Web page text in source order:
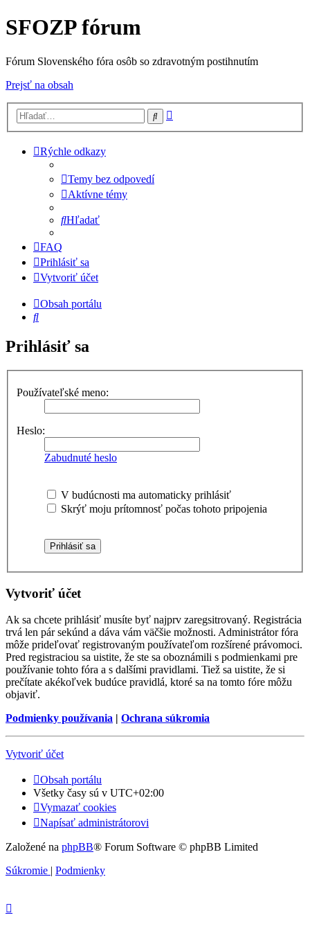
SFOZP fórum
Fórum Slovenského fóra osôb so zdravotným postihnutím
Prejsť na obsah
Hľadať
Rýchle odkazy
Temy bez odpovedí
Aktívne témy
Hľadať
FAQ
Prihlásiť sa
Vytvoriť účet
Obsah portálu
Hľadať
Prihlásiť sa
Používateľské meno:
Heslo:
Zabudnuté heslo
V budúcnosti ma automaticky prihlásiť
Skrýť moju prítomnosť počas tohoto pripojenia
Vytvoriť účet
Ak sa chcete prihlásiť musíte byť najprv zaregsitrovaný. Registrácia
trvá len pár sekúnd a dáva vám väčšie možnosti. Administrátor fóra
môže prideľovať registrovaným používateľom rozšírené právomoci.
Pred registraciou sa uistite, že ste sa oboznámili s podmienkami pre
používanie tohto fóra a s dalšími pravidlami. Tiež sa uistite, že si
prečítate akékoľvek budúce pravidlá, ktoré sa na tomto fóre môžu
objaviť.
Podmienky používania | Ochrana súkromia
Vytvoriť účet
Obsah portálu
Všetky časy sú v UTC+02:00
Vymazať cookies
Napísať administrátorovi
Založené na phpBB® Forum Software © phpBB Limited
Súkromie | Podmienky